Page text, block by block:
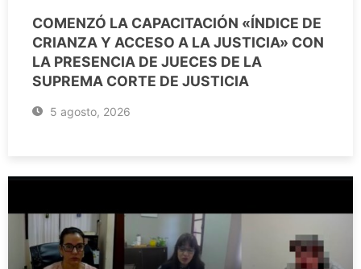
COMENZÓ LA CAPACITACIÓN «ÍNDICE DE
CRIANZA Y ACCESO A LA JUSTICIA» CON
LA PRESENCIA DE JUECES DE LA
SUPREMA CORTE DE JUSTICIA
5 agosto, 2026